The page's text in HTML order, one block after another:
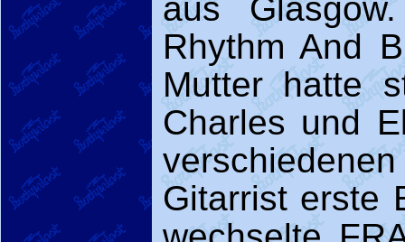
aus
Rhythm And
Mutter hatte
Charles und
Gitarrist erste